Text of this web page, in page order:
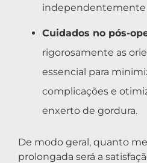
independentemente
Cuidados no pós-
rigorosamente as
essencial para
complicações e
enxerto de gordura.
De modo geral, quanto
prolongada será a